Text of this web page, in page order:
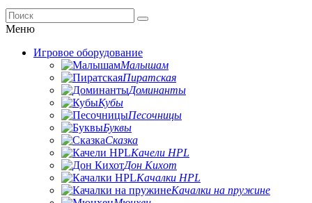
Меню
Игровое оборудование
Малышам
Пиратская
Доминанты
Кубы
Песочницы
Буквы
Сказка
Качели HPL
Дон Кихот
Качалки HPL
Качалки на пружине